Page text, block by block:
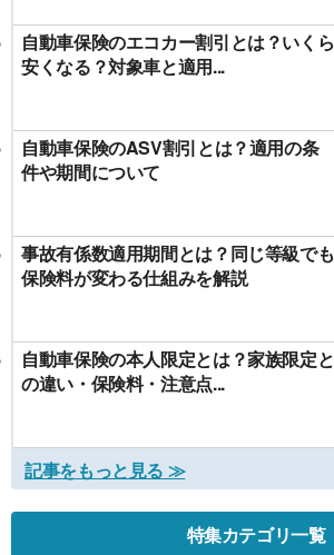
自動車保険のエコカー割引とは？いくら
安くなる？対象車と適用...
自動車保険のASV割引とは？適用の条
件や期間について
事故有係数適用期間とは？同じ等級でも
保険料が変わる仕組みを解説
自動車保険の本人限定とは？家族限定と
の違い・保険料・注意点...
記事をもっと見る ≫
特集カテゴリ一覧